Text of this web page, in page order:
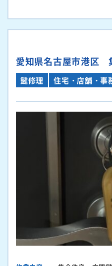
愛知県名古屋市港区
鍵修理 住宅・店舗・事